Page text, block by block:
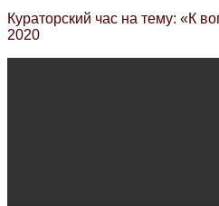
Кураторский час на тему: «К
2020